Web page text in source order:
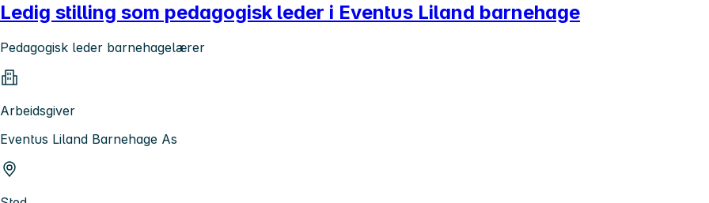
Ledig stilling som pedagogisk leder i Eventus Liland barnehage
Pedagogisk leder barnehagelærer
Arbeidsgiver
Eventus Liland Barnehage As